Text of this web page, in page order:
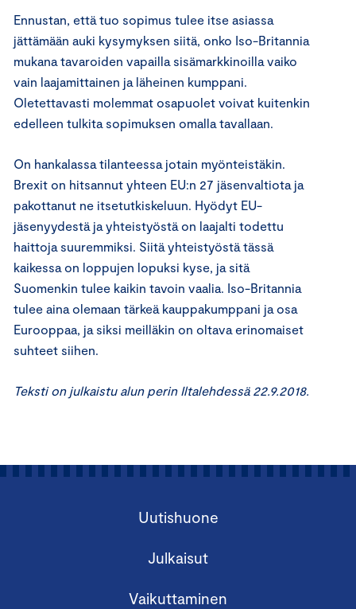
Ennustan, että tuo sopimus tulee itse asiassa
jättämään auki kysymyksen siitä, onko Iso-Britannia
mukana tavaroiden vapailla sisämarkkinoilla vaiko
vain laajamittainen ja läheinen kumppani.
Oletettavasti molemmat osapuolet voivat kuitenkin
edelleen tulkita sopimuksen omalla tavallaan.
On hankalassa tilanteessa jotain myönteistäkin.
Brexit on hitsannut yhteen EU:n 27 jäsenvaltiota ja
pakottanut ne itsetutkiskeluun. Hyödyt EU-
jäsenyydestä ja yhteistyöstä on laajalti todettu
haittoja suuremmiksi. Siitä yhteistyöstä tässä
kaikessa on loppujen lopuksi kyse, ja sitä
Suomenkin tulee kaikin tavoin vaalia. Iso-Britannia
tulee aina olemaan tärkeä kauppakumppani ja osa
Eurooppaa, ja siksi meilläkin on oltava erinomaiset
suhteet siihen.
Teksti on julkaistu alun perin Iltalehdessä 22.9.2018.
Uutishuone
Julkaisut
Vaikuttaminen